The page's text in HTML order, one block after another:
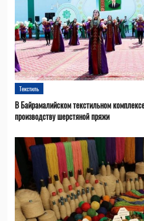
Текстиль
В Байрамалийском текстильном
производству шерстяной пряжи